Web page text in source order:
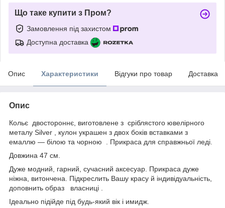
Що таке купити з Пром?
Замовлення під захистом
Доступна доставка
Опис Характеристики Відгуки про товар Доставка
Опис
Кольє двостороннє, виготовлене з сріблястого ювелірного
металу Silver , кулон украшен з двох боків вставками з
емаллю — білою та чорною . Прикраса для справжньої леді.
Довжина 47 см.
Дуже модний, гарний, сучасний аксесуар. Прикраса дуже
ніжна, витончена. Підкреслить Вашу красу й індивідуальність,
доповнить образ власниці .
Ідеально підійде під будь-який вік і имидж.